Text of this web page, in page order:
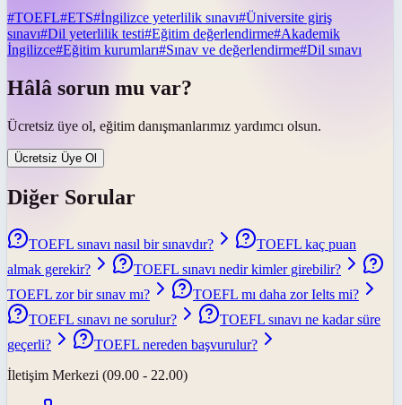
#TOEFL#ETS#İngilizce yeterlilik sınavı#Üniversite giriş
sınavı#Dil yeterlilik testi#Eğitim değerlendirme#Akademik
İngilizce#Eğitim kurumları#Sınav ve değerlendirme#Dil sınavı
Hâlâ sorun mu var?
Ücretsiz üye ol, eğitim danışmanlarımız yardımcı olsun.
Ücretsiz Üye Ol
Diğer Sorular
TOEFL sınavı nasıl bir sınavdır?
TOEFL kaç puan
almak gerekir?
TOEFL sınavı nedir kimler girebilir?
TOEFL zor bir sınav mı?
TOEFL mı daha zor Ielts mi?
TOEFL sınavı ne sorulur?
TOEFL sınavı ne kadar süre
geçerli?
TOEFL nereden başvurulur?
İletişim Merkezi (09.00 - 22.00)